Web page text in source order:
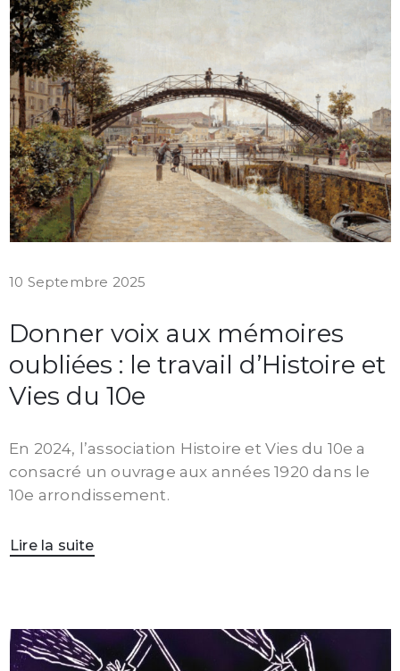
10 Septembre 2025
Donner voix aux mémoires
oubliées : le travail d’Histoire et
Vies du 10e
En 2024, l’association Histoire et Vies du 10e a
consacré un ouvrage aux années 1920 dans le
10e arrondissement.
Lire la suite